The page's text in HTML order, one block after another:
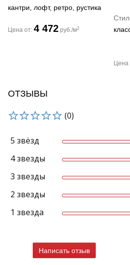
кантри, лофт, ретро, рустика
Цена от: 4 472 руб./м2
Цена
ОТЗЫВЫ
(0)
5 звёзд
4 звезды
3 звезды
2 звезды
1 звезда
Написать отзыв